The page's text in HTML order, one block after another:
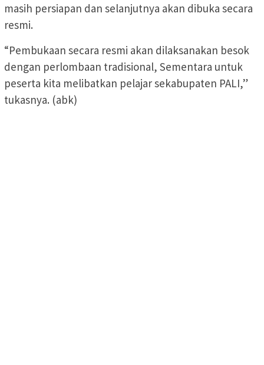
masih persiapan dan selanjutnya akan dibuka secara
resmi.
“Pembukaan secara resmi akan dilaksanakan besok
dengan perlombaan tradisional, Sementara untuk
peserta kita melibatkan pelajar sekabupaten PALI,”
tukasnya. (abk)